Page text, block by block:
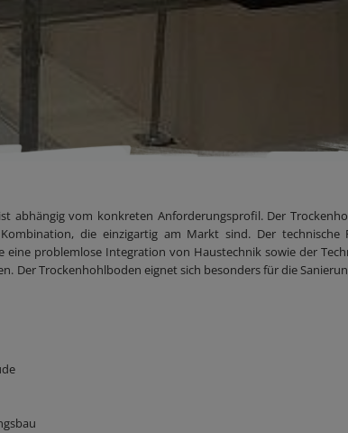
abhängig vom konkreten Anforderungsprofil. Der
die einzigartig am Markt sind. Der technische
eine problemlose Integration von Haustechnik sowie der
Der Trockenhohlboden eignet sich besonders für die